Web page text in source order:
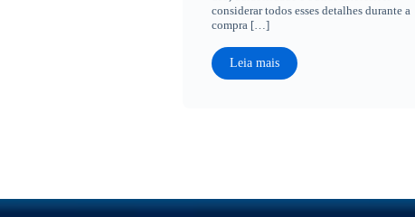
considerar todos esses detalhes durante a
compra […]
Leia mais